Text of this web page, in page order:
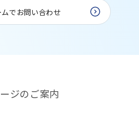
でお問い合わせ
ジのご案内